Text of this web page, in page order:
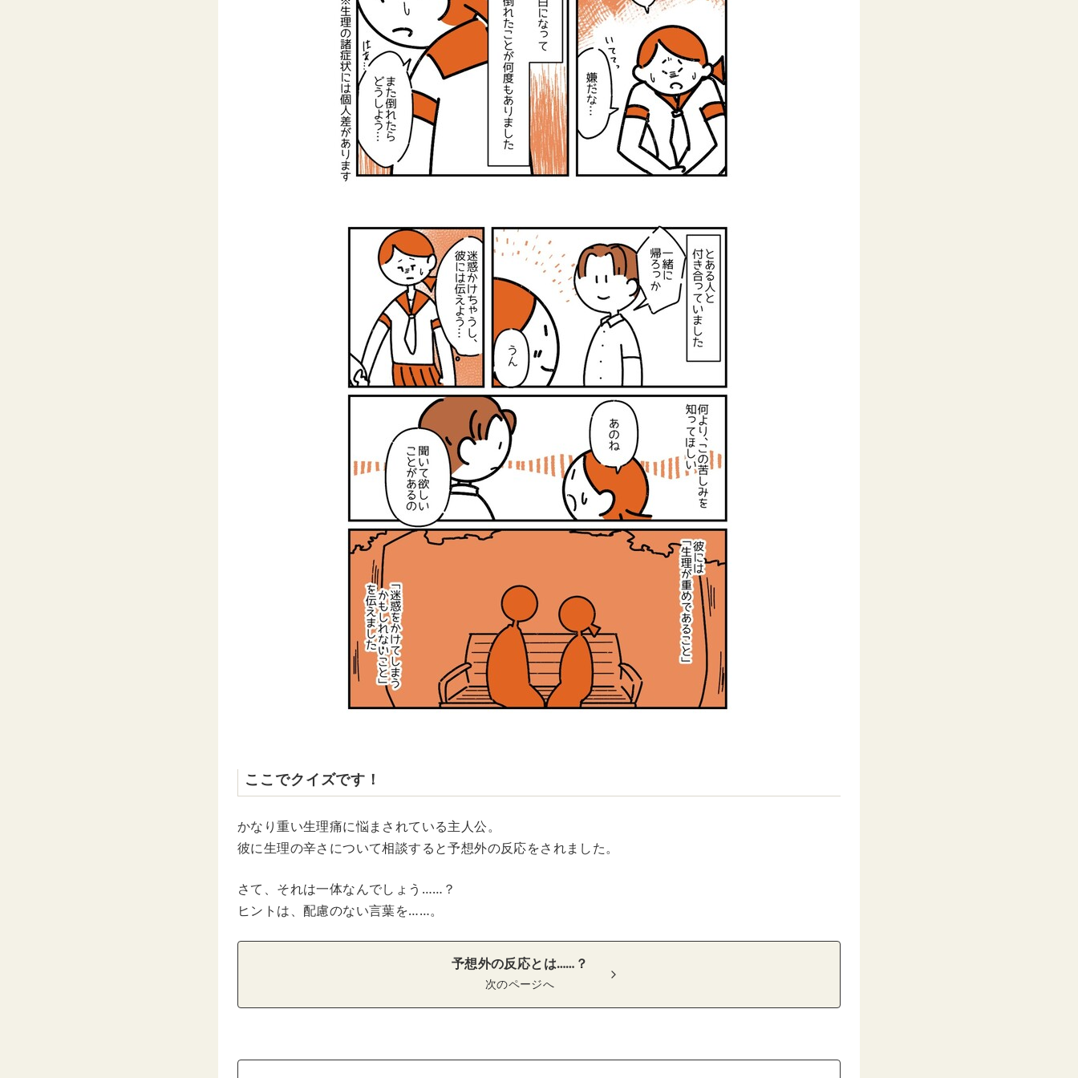
ここでクイズです！
かなり重い生理痛に悩まされている主人公。
彼に生理の辛さについて相談すると予想外の反応をされました。
さて、それは一体なんでしょう……？
ヒントは、配慮のない言葉を……。
予想外の反応とは……？
次のページへ